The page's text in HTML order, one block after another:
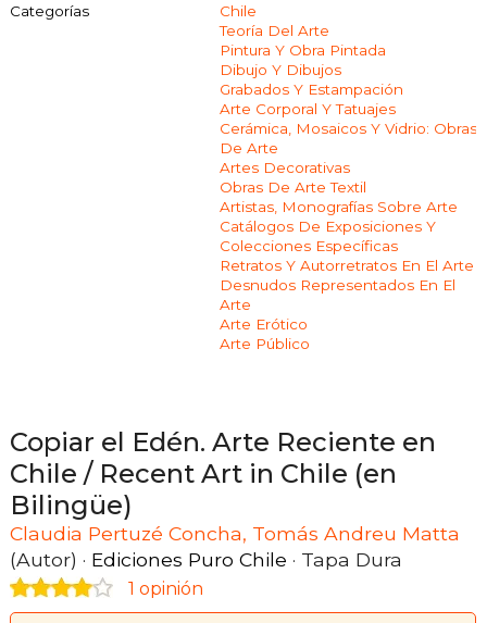
Categorías
Chile
Teoría Del Arte
Pintura Y Obra Pintada
Dibujo Y Dibujos
Grabados Y Estampación
Arte Corporal Y Tatuajes
Cerámica, Mosaicos Y Vidrio: Obras
De Arte
Artes Decorativas
Obras De Arte Textil
Artistas, Monografías Sobre Arte
Catálogos De Exposiciones Y
Colecciones Específicas
Retratos Y Autorretratos En El Arte
Desnudos Representados En El
Arte
Arte Erótico
Arte Público
Copiar el Edén. Arte Reciente en
Chile / Recent Art in Chile (en
Bilingüe)
Claudia Pertuzé Concha, Tomás Andreu Matta
(Autor) · Ediciones Puro Chile · Tapa Dura
1 opinión